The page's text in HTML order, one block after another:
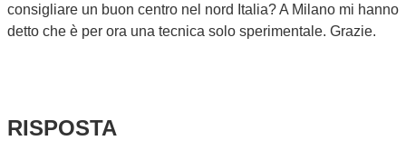
consigliare un buon centro nel nord Italia? A Milano mi hanno
detto che è per ora una tecnica solo sperimentale. Grazie.
RISPOSTA